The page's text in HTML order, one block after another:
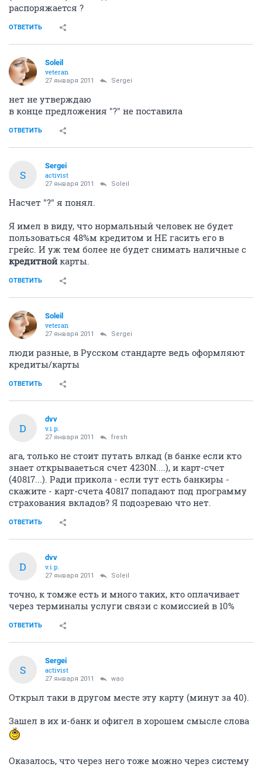
Вообще то: Связной банк.
fresh
old hamster
26 января 2011 wao
может банк зарабатывает тем что на счету карт
(пополнение) лежат деньги клиентов и банк ими
распоряжается ?
ОТВЕТИТЬ
Soleil
27 января 2011
в конце предложения "?" не поставила
ОТВЕТИТЬ
S
Sergei
activist
Насчет "?" я понял.
пользоваться 48%м кредитом и НЕ гасить его в
грейс. И уж тем более не будет снимать наличные с
кредитной
карты.
ОТВЕТИТЬ
Soleil
27 января 2011 Sergei
люди разные, в Русском стандарте ведь оформляют
кредиты/карты
ОТВЕТИТЬ
dvv
27 января 2011
ага, только не стоит путать влкад (в банке если кто
(40817...). Ради прикола - если тут есть банкиры -
скажите - карт-счета 40817 попадают под программу
страхования вкладов? Я подозреваю что нет.
ОТВЕТИТЬ
dvv
27 января 2011 Soleil
через терминалы услуги связи с комиссией в 10%